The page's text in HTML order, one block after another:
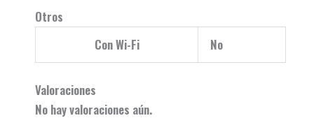
Otros
Con Wi-Fi
No
Valoraciones
No hay valoraciones aún.